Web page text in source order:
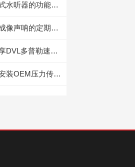
了解了自容式水听器的功能才能更好的使用它
简述多波束成像声呐的定期维护保养方法
一文与您分享DVL多普勒速度计程仪的常见故障相应解决方法
切记！正确安装OEM压力传感器才能充分发挥性能